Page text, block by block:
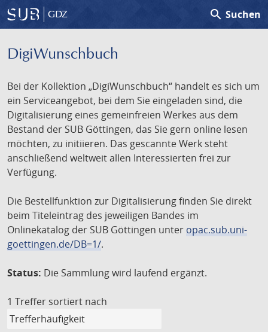
GDZ search Suchen
DigiWunschbuch
Bei der Kollektion „DigiWunschbuch“ handelt es sich um
ein Serviceangebot, bei dem Sie eingeladen sind, die
Digitalisierung eines gemeinfreien Werkes aus dem
Bestand der SUB Göttingen, das Sie gern online lesen
möchten, zu initiieren. Das gescannte Werk steht
anschließend weltweit allen Interessierten frei zur
Verfügung.
Die Bestellfunktion zur Digitalisierung finden Sie direkt
beim Titeleintrag des jeweiligen Bandes im
Onlinekatalog der SUB Göttingen unter opac.sub.uni-
goettingen.de/DB=1/.
Status: Die Sammlung wird laufend ergänzt.
1 Treffer sortiert nach